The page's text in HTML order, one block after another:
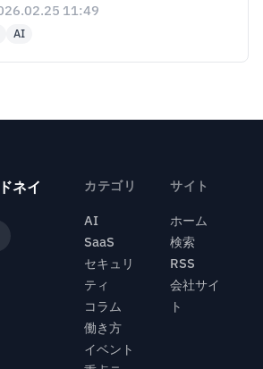
11:49
AI
ネイ
カテゴリ
AI
SaaS
セキュリ
ティ
コラム
働き方
イベント
サイト
ホーム
検索
RSS
会社サイ
ト